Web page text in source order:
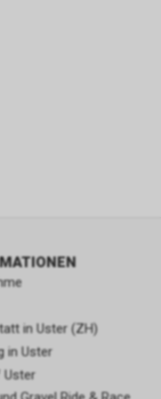
in Uster (ZH)
in Uster
Uster